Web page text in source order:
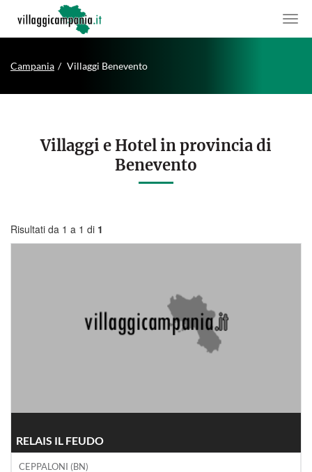
Campania Villaggi Benevento
Villaggi e Hotel in provincia di
Benevento
Risultati da 1 a 1 di 1
RELAIS IL FEUDO
CEPPALONI (BN)